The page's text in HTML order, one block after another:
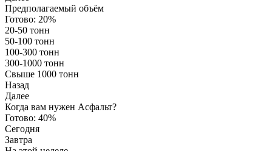
Предполагаемый объём
Готово: 20%
20-50 тонн
50-100 тонн
100-300 тонн
300-1000 тонн
Свыше 1000 тонн
Назад
Далее
Когда вам нужен Асфальт?
Готово: 40%
Сегодня
Завтра